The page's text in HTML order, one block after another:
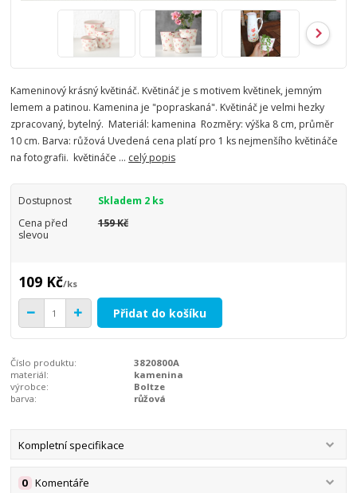
Kameninový krásný květináč. Květináč je s motivem květinek, jemným
lemem a patinou. Kamenina je "popraskaná". Květináč je velmi hezky
zpracovaný, bytelný. Materiál: kamenina Rozměry: výška 8 cm, průměr
10 cm. Barva: růžová Uvedená cena platí pro 1 ks nejmenšího květináče
na fotografii. květináče ... celý popis
Dostupnost
Skladem 2 ks
Cena před
slevou
159 Kč
109 Kč/ks
Přidat do košíku
Číslo produktu:
3820800A
materiál:
kamenina
výrobce:
Boltze
barva:
růžová
Kompletní specifikace
Komentáře
0